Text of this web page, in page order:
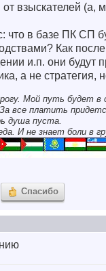
взыскателей (а,
что в базе ПК СП
Как
и.п. они будут
а не стратегия,
Мой путь будет в
все платить
душа пуста.
И не знает боли в
Спасибо